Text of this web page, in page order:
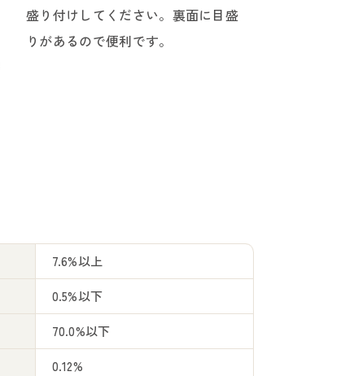
盛り付けしてください。裏面に目盛
りがあるので便利です。
7.6%以上
0.5%以下
70.0%以下
0.12%